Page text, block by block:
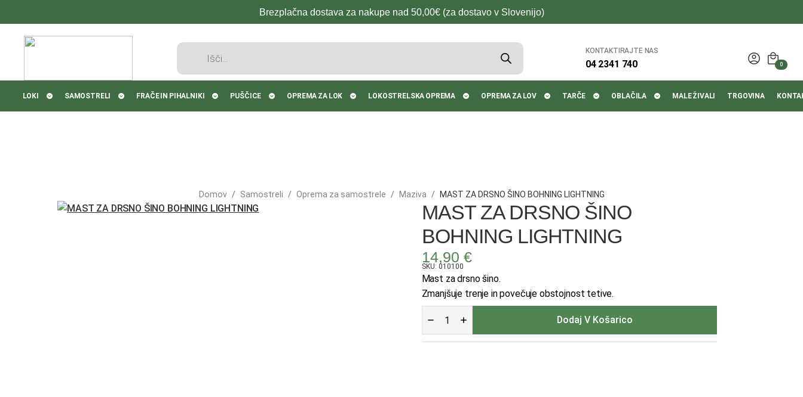
Brezplačna dostava za nakupe nad 50,00€ (za dostavo v Slovenijo)
Products
KONTAKTIRAJTE NAS
04 2341 740 0
LOKI SAMOSTRELI FRAČE IN PIHALNIKI PUŠČICE OPREMA ZA LOK LOKOSTRELSKA OPREMA OPREMA ZA LOV TARČE OBLAČILA MALE ŽIVALI TRGOVINA
Domov Samostreli Oprema za samostrele Maziva MAST ZA DRSNO ŠINO BOHNING LIGHTNING
MAST ZA DRSNO ŠINO
BOHNING LIGHTNING
14,90 €
SKU: 010100
Mast za drsno šino.
Zmanjšuje trenje in povečuje obstojnost tetive.
MAST
ZA
DRSNO
ŠINO
BOHNING
Dodaj V Košarico